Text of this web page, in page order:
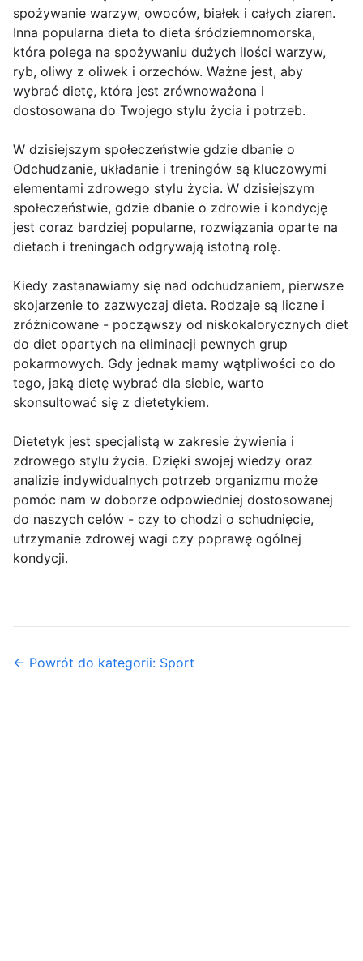
spożywanie warzyw, owoców, białek i całych ziaren.
Inna popularna dieta to dieta śródziemnomorska,
która polega na spożywaniu dużych ilości warzyw,
ryb, oliwy z oliwek i orzechów. Ważne jest, aby
wybrać dietę, która jest zrównoważona i
dostosowana do Twojego stylu życia i potrzeb.
W dzisiejszym społeczeństwie gdzie dbanie o
Odchudzanie, układanie i treningów są kluczowymi
elementami zdrowego stylu życia. W dzisiejszym
społeczeństwie, gdzie dbanie o zdrowie i kondycję
jest coraz bardziej popularne, rozwiązania oparte na
dietach i treningach odgrywają istotną rolę.
Kiedy zastanawiamy się nad odchudzaniem, pierwsze
skojarzenie to zazwyczaj dieta. Rodzaje są liczne i
zróżnicowane - począwszy od niskokalorycznych diet
do diet opartych na eliminacji pewnych grup
pokarmowych. Gdy jednak mamy wątpliwości co do
tego, jaką dietę wybrać dla siebie, warto
skonsultować się z dietetykiem.
Dietetyk jest specjalistą w zakresie żywienia i
zdrowego stylu życia. Dzięki swojej wiedzy oraz
analizie indywidualnych potrzeb organizmu może
pomóc nam w doborze odpowiedniej dostosowanej
do naszych celów - czy to chodzi o schudnięcie,
utrzymanie zdrowej wagi czy poprawę ogólnej
kondycji.
← Powrót do kategorii: Sport